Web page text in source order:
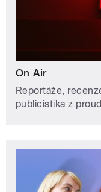
On Air
Reportáže,
publicistika z